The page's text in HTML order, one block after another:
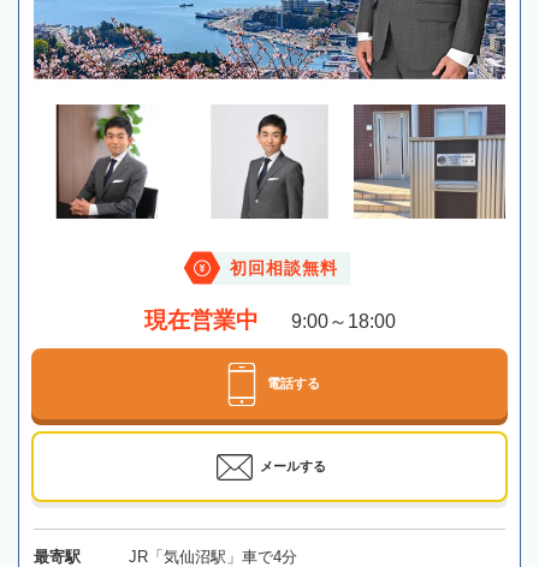
初回相談無料
現在営業中 9:00～18:00
電話する
メールする
最寄駅 JR「気仙沼駅」車で4分